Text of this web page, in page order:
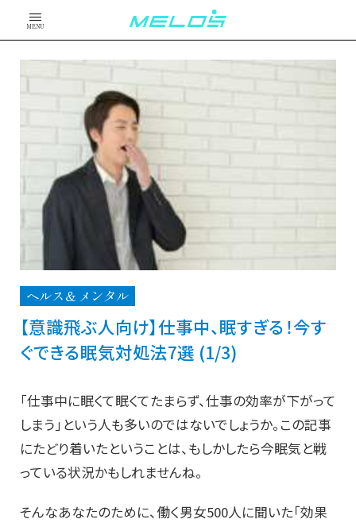
MENU
ヘルス＆メンタル
【意識飛ぶ人向け】仕事中、眠すぎる！今す
ぐできる眠気対処法7選 (1/3)
「仕事中に眠くて眠くてたまらず、仕事の効率が下がって
しまう」という人も多いのではないでしょうか。この記事
にたどり着いたということは、もしかしたら今眠気と戦
っている状況かもしれませんね。
そんなあなたのために、働く男女500人に聞いた「効果